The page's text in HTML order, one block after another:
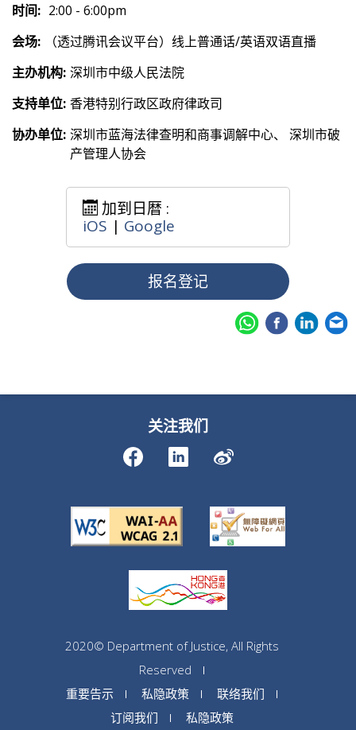
时间: 2:00 - 6:00pm
会场:
（透过腾讯会议平台）线上普通话/英语双语直播
主办机构: 深圳市中级人民法院
支持单位: 香港特别行政区政府律政司
协办单位: 深圳市蓝海法律查明和商事调解中心、 深圳市破
产管理人协会
加到日暦 :
iOS | Google
报名登记
关注我们
2020© Department of Justice, All Rights
Reserved
重要告示
私隐政策
联络我们
订阅我们
私隐政策